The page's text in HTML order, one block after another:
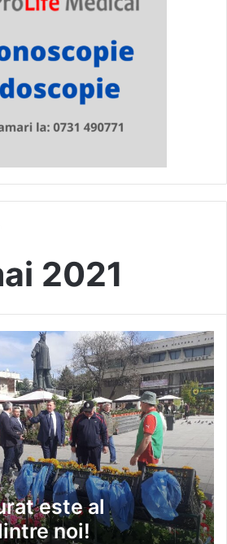
2021
este al
noi!